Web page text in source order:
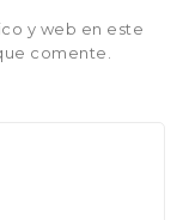
y web en este
comente.